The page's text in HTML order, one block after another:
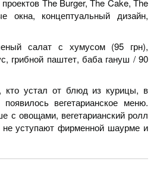
The Burger, The Cake, The
окна, концептуальный дизайн,
салат с хумусом (95 грн),
грибной паштет, баба гануш / 90
кто устал от блюд из курицы, в
вегетарианское меню.
с овощами, вегетарианский ролл
уступают фирменной шаурме и